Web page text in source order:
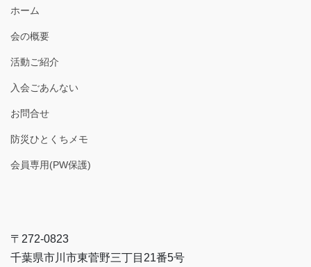
ホーム
会の概要
活動ご紹介
入会ごあんない
お問合せ
防災ひとくちメモ
会員専用(PW保護)
〒272-0823
千葉県市川市東菅野三丁目21番5号